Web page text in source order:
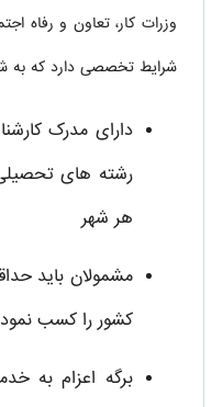
وزرات کار، تعاون و رفاه
شرایط تخصصی دارد که به
دارای مدرک
رشته های تحصیلی
هر شهر
کشور را کسب